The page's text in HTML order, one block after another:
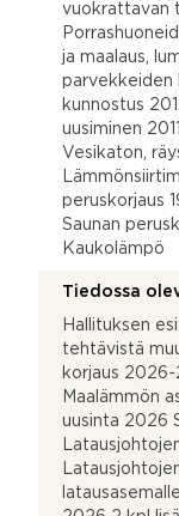
vuokrattavan
ja maalaus,
parvekkeiden
kunnostus
uusiminen
Vesikaton,
peruskorjaus
Saunan
Kaukolämpö
Tiedossa
Hallituksen
tehtävistä
korjaus
Maalämmön
uusinta 2026